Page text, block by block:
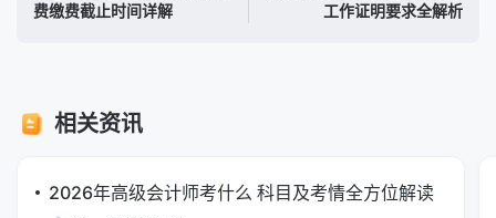
费缴费截止时间详解
工作证明要求全解析
相关资讯
2026年高级会计师考什么 科目及考情全方位解读